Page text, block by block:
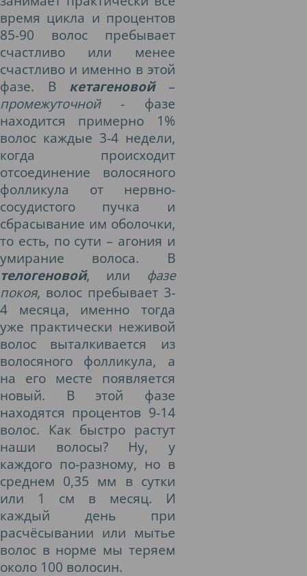
время цикла и процентов
85-90 волос пребывает
счастливо или менее
счастливо и именно в этой
фазе. В кетагеновой–
промежуточной- фазе
находится примерно 1%
волос каждые 3-4 недели,
когда происходит
отсоединение волосяного
фолликула от нервно-
сосудистого пучка и
сбрасывание им оболочки,
то есть, по сути – агония и
умирание волоса. В
телогеновой, или фазе
покоя, волос пребывает 3-
4 месяца, именно тогда
уже практически неживой
волос выталкивается из
волосяного фолликула, а
на его месте появляется
новый. В этой фазе
находятся процентов 9-14
волос. Как быстро растут
наши волосы? Ну, у
каждого по-разному, но в
среднем 0,35 мм в сутки
или 1 см в месяц. И
каждый день при
расчёсывании или мытье
волос в норме мы теряем
около 100 волосин.